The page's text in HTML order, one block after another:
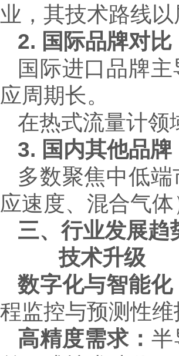
业，其技术路线
2. 国际品牌对比
国际进口品牌
应周期长。
在热式流量计领
3. 国内其他品牌
多数聚焦中低
应速度、混合气
三、行业发展趋
技术升级
数字化与智能化
程监控与预测性维
高精度需求：半